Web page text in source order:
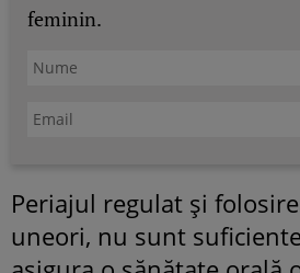
feminin.
Periajul regulat şi
uneori, nu sunt